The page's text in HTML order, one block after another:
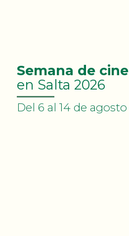
Semana de cine
en Salta 2026
Del 6 al 14 de agosto